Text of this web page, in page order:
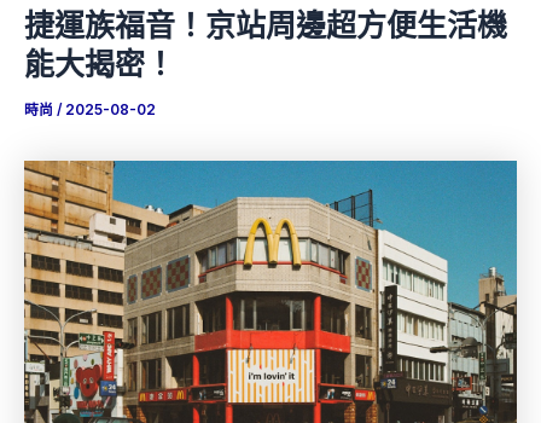
捷運族福音！京站周邊超方便生活機
能大揭密！
時尚 / 2025-08-02